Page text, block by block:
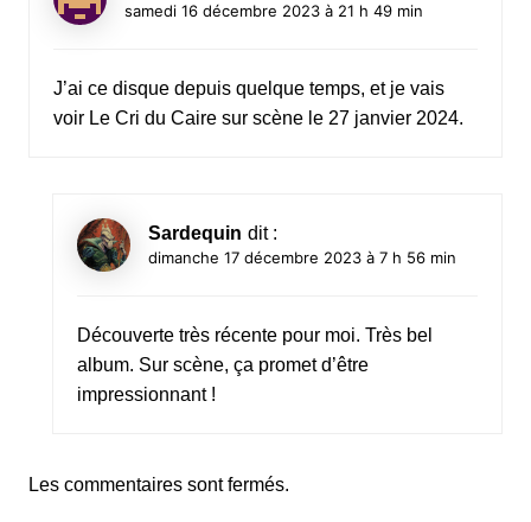
samedi 16 décembre 2023 à 21 h 49 min
J’ai ce disque depuis quelque temps, et je vais
voir Le Cri du Caire sur scène le 27 janvier 2024.
Sardequin dit :
dimanche 17 décembre 2023 à 7 h 56 min
Découverte très récente pour moi. Très bel
album. Sur scène, ça promet d’être
impressionnant !
Les commentaires sont fermés.